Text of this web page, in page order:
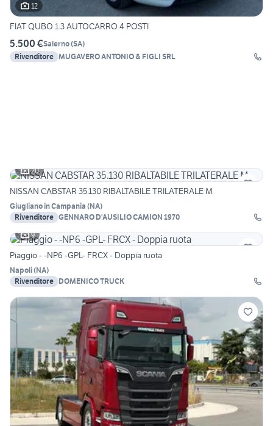
12
FIAT QUBO 1.3 AUTOCARRO 4 POSTI
5.500 €Salerno(SA)
Rivenditore MUGAVERO ANTONIO & FIGLI SRL
20
NISSAN CABSTAR 35.130 RIBALTABILE TRILATERALE M
Giugliano in Campania (NA)
Rivenditore GENNARO D'AUSILIO CAMION 1970
9
Piaggio - -NP6 -GPL- FRCX - Doppia ruota
Napoli(NA)
Rivenditore DOMENICO TRUCK